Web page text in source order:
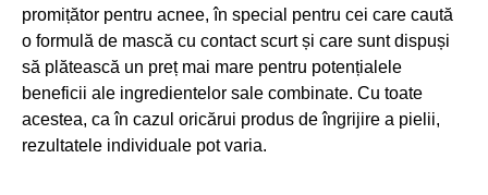
promițător pentru acnee, în special pentru cei care caută
o formulă de mască cu contact scurt și care sunt dispuși
să plătească un preț mai mare pentru potențialele
beneficii ale ingredientelor sale combinate. Cu toate
acestea, ca în cazul oricărui produs de îngrijire a pielii,
rezultatele individuale pot varia.